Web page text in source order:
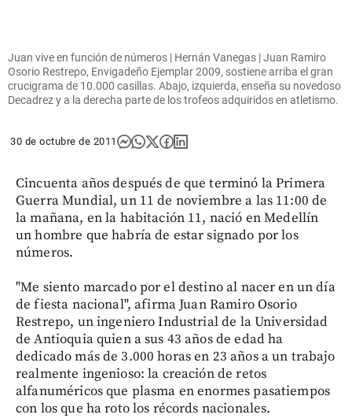
Juan vive en función de números | Hernán Vanegas | Juan Ramiro
Osorio Restrepo, Envigadeño Ejemplar 2009, sostiene arriba el gran
crucigrama de 10.000 casillas. Abajo, izquierda, enseña su novedoso
Decadrez y a la derecha parte de los trofeos adquiridos en atletismo.
30 de octubre de 2011
Cincuenta años después de que terminó la Primera
Guerra Mundial, un 11 de noviembre a las 11:00 de
la mañana, en la habitación 11, nació en Medellín
un hombre que habría de estar signado por los
números.
"Me siento marcado por el destino al nacer en un día
de fiesta nacional", afirma Juan Ramiro Osorio
Restrepo, un ingeniero Industrial de la Universidad
de Antioquia quien a sus 43 años de edad ha
dedicado más de 3.000 horas en 23 años a un trabajo
realmente ingenioso: la creación de retos
alfanuméricos que plasma en enormes pasatiempos
con los que ha roto los récords nacionales.